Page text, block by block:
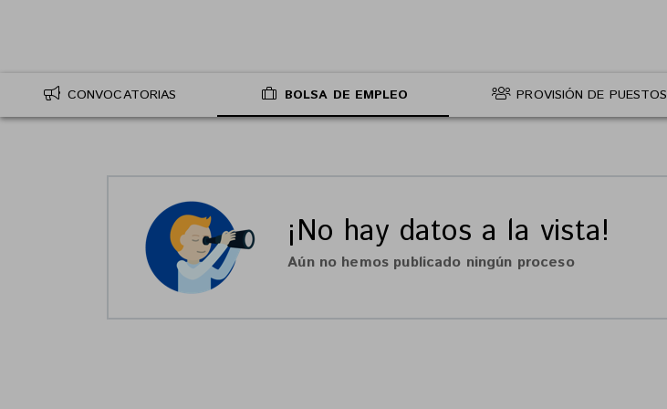
CONVOCATORIAS BOLSA DE EMPLEO PROVISIÓN DE PUESTOS
¡No hay datos a la vista!
Aún no hemos publicado ningún proceso